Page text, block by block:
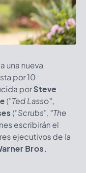
una nueva
por 10
porSteve
("Ted Lasso",
("Scrubs", "The
escribirán el
ejecutivos de la
Bros.